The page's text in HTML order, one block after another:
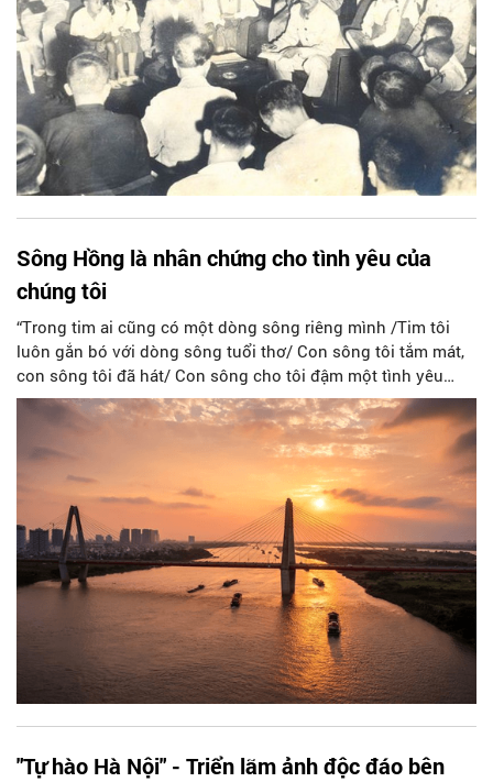
Sông Hồng là nhân chứng cho tình yêu của
chúng tôi
“Trong tim ai cũng có một dòng sông riêng mình /Tim tôi
luôn gắn bó với dòng sông tuổi thơ/ Con sông tôi tắm mát,
con sông tôi đã hát/ Con sông cho tôi đậm một tình yêu
nước non quê nhà”… (Trở về dòng sông tuổi thơ - Hoàng
Hiệp)
"Tự hào Hà Nội" - Triển lãm ảnh độc đáo bên